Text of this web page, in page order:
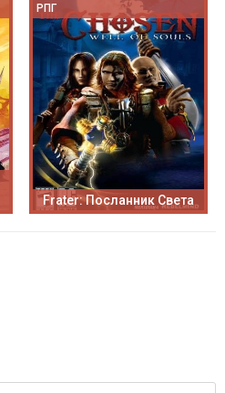
РПГ
Frater: Посланник Света